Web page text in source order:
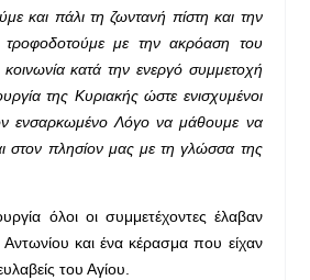
και πάλι τη ζωντανή πίστη και την
τροφοδοτούμε με την ακρόαση του
κατά την ενεργό συμμετοχή
της Κυριακής ώστε ενισχυμένοι
ενσαρκωμένο Λόγο να μάθουμε να
στον πλησίον μας με τη γλώσσα της
όλοι οι συμμετέχοντες έλαβαν
και ένα κέρασμα που είχαν
του Αγίου.